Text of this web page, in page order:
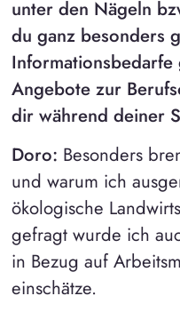
unter den Nägeln
du ganz besonders
Angebote zur
dir während deiner
Doro: Besonders
und warum ich
ökologische
gefragt wurde ich
in Bezug auf
einschätze.